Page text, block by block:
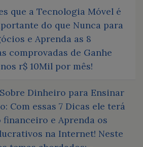
que a Tecnologia Móvel é
do que Nunca para
e Aprenda as 8
comprovadas de Ganhe
r$ 10Mil por mês!
Dinheiro para Ensinar
Com essas 7 Dicas ele terá
financeiro e Aprenda os
na Internet! Neste